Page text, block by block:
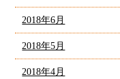
2018年6月
2018年5月
2018年4月